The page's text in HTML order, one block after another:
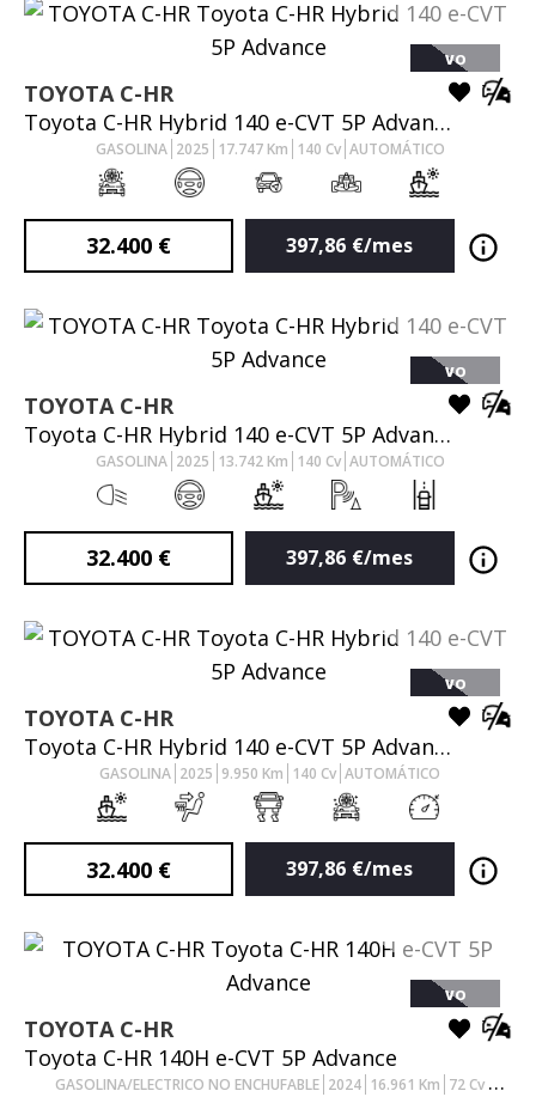
VO
TOYOTA C-HR
Toyota C-HR Hybrid 140 e-CVT 5P Advance
GASOLINA 2025 17.747Km 140 Cv AUTOMÁTICO
32.400 € 397,86 €/mes
VO
TOYOTA C-HR
Toyota C-HR Hybrid 140 e-CVT 5P Advance
GASOLINA 2025 13.742Km 140 Cv AUTOMÁTICO
32.400 € 397,86 €/mes
VO
TOYOTA C-HR
Toyota C-HR Hybrid 140 e-CVT 5P Advance
GASOLINA 2025 9.950 Km 140 Cv AUTOMÁTICO
32.400 € 397,86 €/mes
VO
TOYOTA C-HR
Toyota C-HR 140H e-CVT 5P Advance
GASOLINA/ELECTRICO NO ENCHUFABLE 2024 16.961 Km 72 Cv